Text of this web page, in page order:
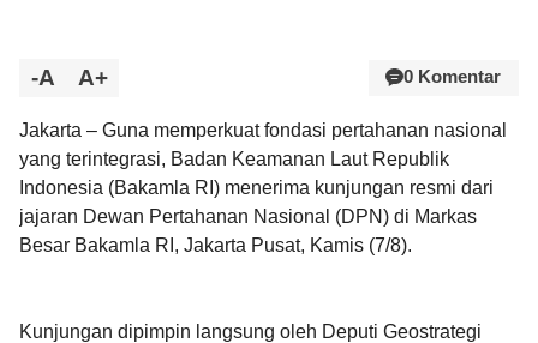
-A A+ 0 Komentar
Jakarta – Guna memperkuat fondasi pertahanan nasional
yang terintegrasi, Badan Keamanan Laut Republik
Indonesia (Bakamla RI) menerima kunjungan resmi dari
jajaran Dewan Pertahanan Nasional (DPN) di Markas
Besar Bakamla RI, Jakarta Pusat, Kamis (7/8).
Kunjungan dipimpin langsung oleh Deputi Geostrategi